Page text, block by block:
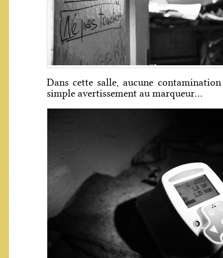
Dans cette salle, aucune
simple avertissement au marqueur...